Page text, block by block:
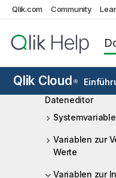
Qlik.com Community
Qlik Cloud ®
Skriptsyntax und
Skript-Syntax –
Skriptbefehle
Arbeiten mit
Dateneditor
Variablen zur
Werte
Variablen zur